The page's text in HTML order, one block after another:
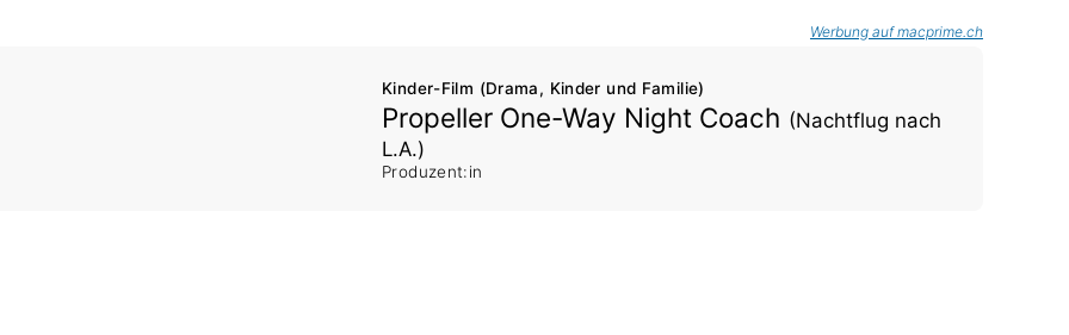
Werbung auf macprime.ch
Kinder-Film (Drama, Kinder und Familie)
Propeller One-Way Night Coach (Nachtflug nach
L.A.)
Produzent:in